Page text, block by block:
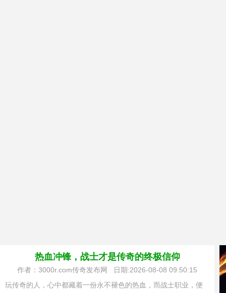
热血冲锋，战士才是传奇的终极信仰
作者：3000r.com传奇发布网 日期:2026-08-08 09:50:15
玩传奇的人，心中都藏着一份永不褪色的热血，而战士职业，便